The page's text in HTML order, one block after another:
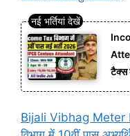
टैक्स
Bijali Vibhag Meter